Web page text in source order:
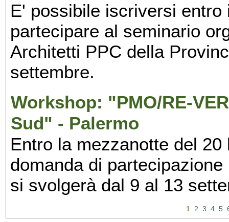
E' possibile iscriversi
partecipare al seminario
Architetti PPC della
settembre.
Workshop: "PMO/RE-
Sud" - Palermo
Entro la mezzanotte del
domanda di
si svolgerà dal 9 al 13
1 2 3 4 5